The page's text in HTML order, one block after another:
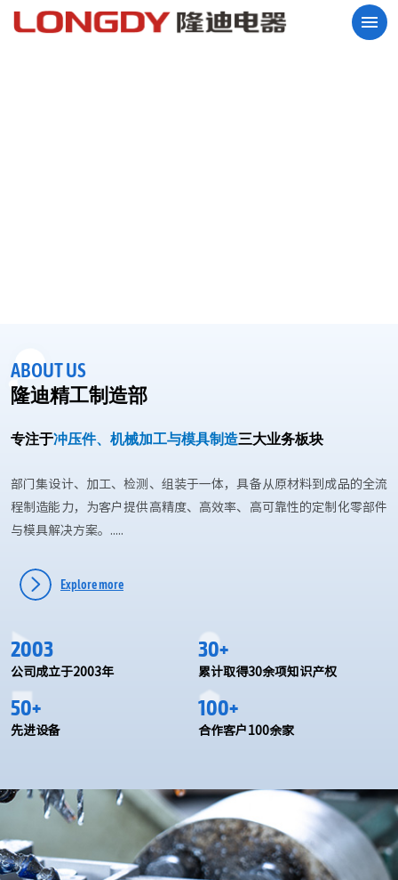
ABOUT US
隆迪精工制造部
专注于冲压件、机械加工与模具制造三大业务板块
部门集设计、加工、检测、组装于一体，具备从原材料到成品的全流
程制造能力，为客户提供高精度、高效率、高可靠性的定制化零部件
与模具解决方案。.....
Explore more
2003
公司成立于2003年
30+
累计取得30余项知识产权
50+
先进设备
100+
合作客户100余家